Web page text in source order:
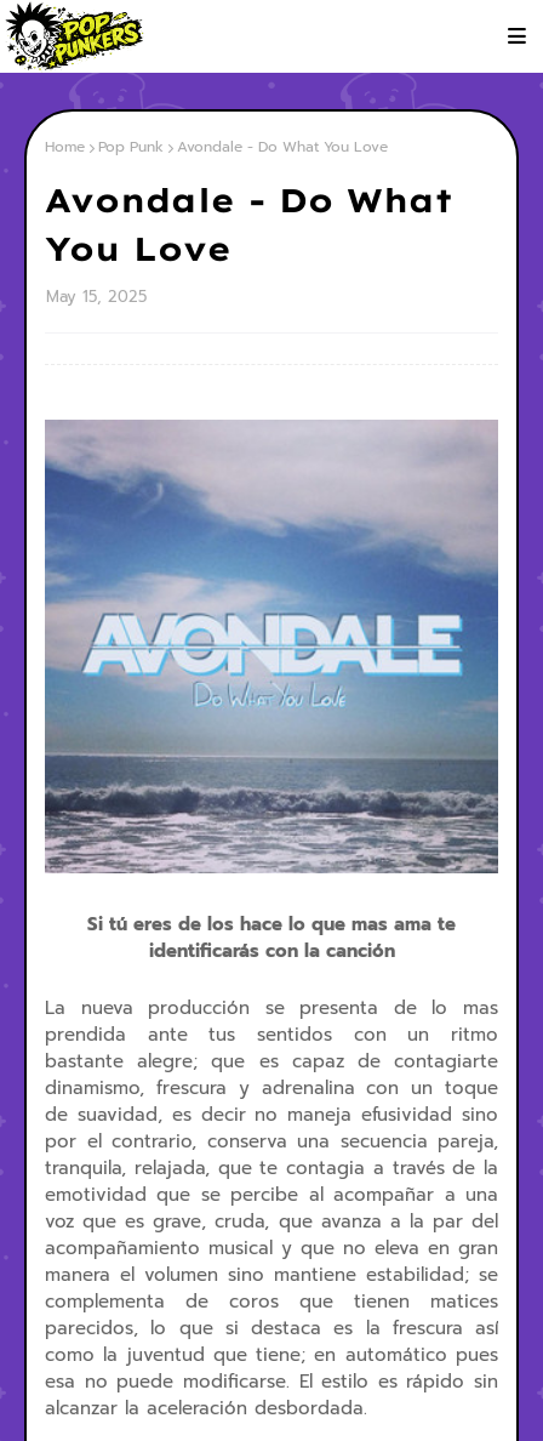
Home Pop Punk Avondale - Do What You Love
Avondale - Do What
You Love
May 15, 2025
Si tú eres de los hace lo que mas ama te
identificarás con la canción
La nueva producción se presenta de lo mas
prendida ante tus sentidos con un ritmo
bastante alegre; que es capaz de contagiarte
dinamismo, frescura y adrenalina con un toque
de suavidad, es decir no maneja efusividad sino
por el contrario, conserva una secuencia pareja,
tranquila, relajada, que te contagia a través de la
emotividad que se percibe al acompañar a una
voz que es grave, cruda, que avanza a la par del
acompañamiento musical y que no eleva en gran
manera el volumen sino mantiene estabilidad; se
complementa de coros que tienen matices
parecidos, lo que si destaca es la frescura así
como la juventud que tiene; en automático pues
esa no puede modificarse. El estilo es rápido sin
alcanzar la aceleración desbordada.